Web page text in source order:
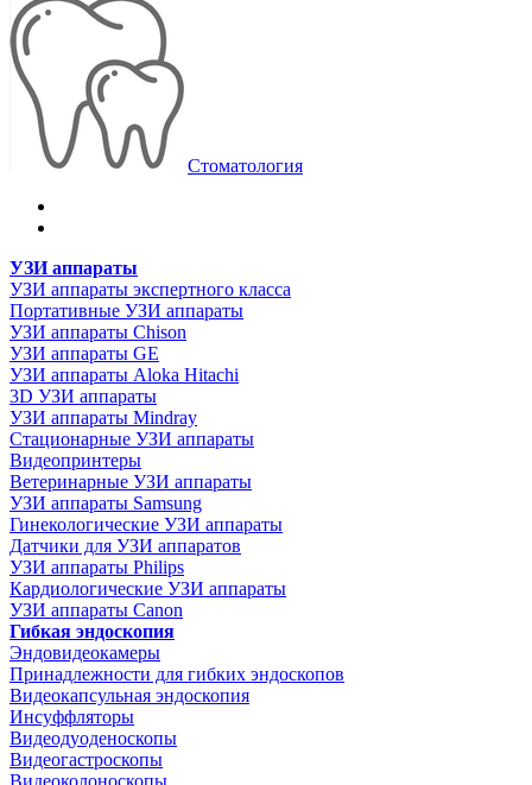
Стоматология
УЗИ аппараты
УЗИ аппараты экспертного класса
Портативные УЗИ аппараты
УЗИ аппараты Chison
УЗИ аппараты GE
УЗИ аппараты Aloka Hitachi
3D УЗИ аппараты
УЗИ аппараты Mindray
Стационарные УЗИ аппараты
Видеопринтеры
Ветеринарные УЗИ аппараты
УЗИ аппараты Samsung
Гинекологические УЗИ аппараты
Датчики для УЗИ аппаратов
УЗИ аппараты Philips
Кардиологические УЗИ аппараты
УЗИ аппараты Canon
Гибкая эндоскопия
Эндовидеокамеры
Принадлежности для гибких эндоскопов
Видеокапсульная эндоскопия
Инсуффляторы
Видеодуоденоскопы
Видеогастроскопы
Видеоколоноскопы